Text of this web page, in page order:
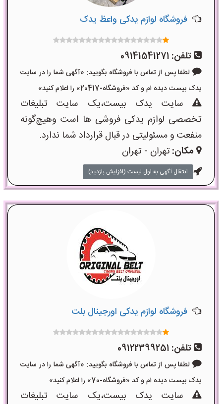
فروشگاه لوازم یدکی واعظ یدک
تلفن: 09141541271
لطفا پس از تماس با فروشگاه بگویید: «آگهی شما را در سایت
یدک بیست دیده ام و کد «فروشگاه-20417» را اعلام کنید»
سایت یدک بیست،یک سایت تبلیغات
تخصصی لوازم یدکی فروشی ها است وهیچ‌گونه
منفعت و مسئولیتی در قبال قرارداد شما ندارد.
مکان:تهران - تهران
انتقال آگهی به اول لیست (افزایش بازدید)
فروشگاه لوازم یدکی اورجینال بلت
تلفن: 09122399251
لطفا پس از تماس با فروشگاه بگویید: «آگهی شما را در سایت
یدک بیست دیده ام و کد «فروشگاه-70» را اعلام کنید»
سایت یدک بیست،یک سایت تبلیغات